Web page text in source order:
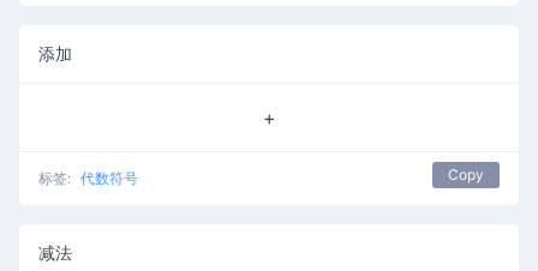
添加
+
标签: 代数符号 Copy
减法